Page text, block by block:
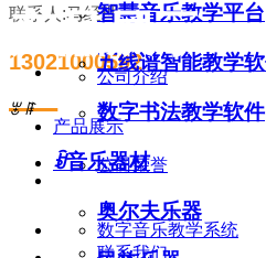
公司介绍
公司荣誉
联系我们
联系人:马经理
13021000592
产品展示
数字音乐教学系统
智慧音乐教学平台
五线谱智能教学
数字书法教学软件
ꀁ音乐器材
奥尔夫乐器
产品展示
—
ꂃ ꁹ